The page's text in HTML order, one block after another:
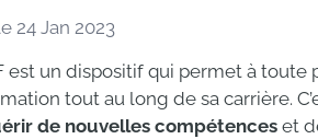
24 Jan 2023
est un dispositif qui permet à toute
tout au long de sa carrière.
de nouvelles compétences et